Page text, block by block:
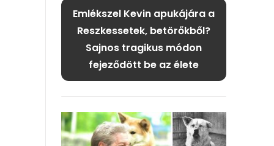
Emlékszel Kevin apukájára a
Reszkessetek, betörőkből?
Sajnos tragikus módon
fejeződött be az élete